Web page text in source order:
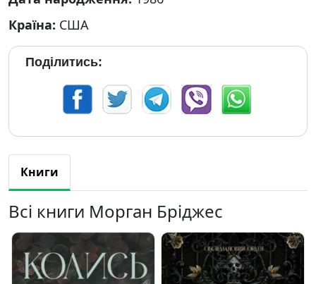
Країна: США
Поділитись:
Книги
Всі книги Морган Бріджес